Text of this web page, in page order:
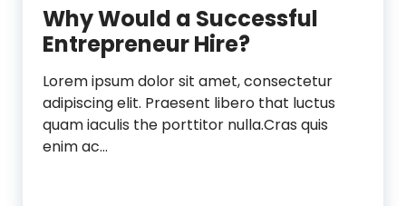
Why Would a Successful
Entrepreneur Hire?
Lorem ipsum dolor sit amet, consectetur
adipiscing elit. Praesent libero that luctus
quam iaculis the porttitor nulla.Cras quis
enim ac…